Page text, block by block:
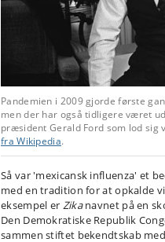
Pandemien i 2009 gjorde første
men der har også tidligere været
præsident Gerald Ford som lod sig
fra Wikipedia.
Så var 'mexicansk influenza' et
med en tradition for at opkalde
eksempel er Zikanavnet på en
Den Demokratiske Republik
sammen stiftet bekendtskab